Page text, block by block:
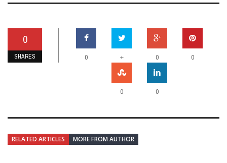
0
SHARES 0 + 0 0
0 0
RELATED ARTICLES MORE FROM AUTHOR